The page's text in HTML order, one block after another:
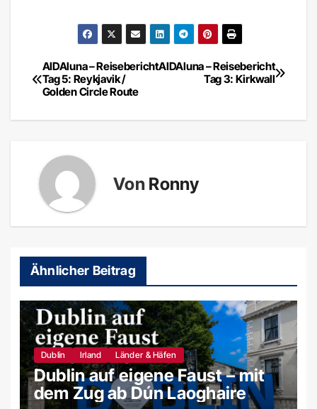
Beitragsnavigation
AIDAluna – Reisebericht
Tag 3: Kirkwall
AIDAluna – Reisebericht
Tag 5: Reykjavik /
Golden Circle Route
Von Ronny
Ähnlicher Beitrag
Dublin Irland Länder & Häfen
Dublin auf eigene Faust – mit
dem Zug ab Dún Laoghaire